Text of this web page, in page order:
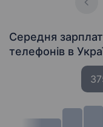
Середня
телефонів в